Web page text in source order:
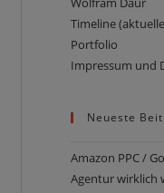
Timeline
Portfolio
Impressum und
Neueste
Amazon PPC /
Agentur wirklich